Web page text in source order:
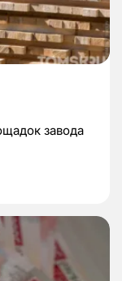
завода